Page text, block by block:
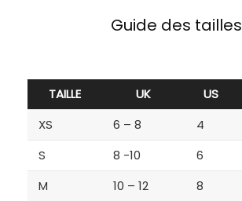
Guide des tailles
TAILLE UK US
XS
6 – 8 4
S
8 -10 6
M
10 – 12 8